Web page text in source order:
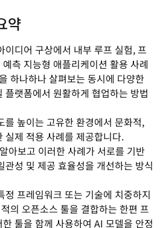
약
이디어 구상에서 내부 루프 실험, 프
측 지능형 애플리케이션 활용 사례
하나하나 살펴보는 동시에 다양한
플랫폼에서 원활하게 협업하는 방법
를 높이는 고유한 환경에서 문화적,
실제 적용 사례를 제공합니다.
아보고 이러한 사례가 서로를 기반
관성 및 제공 효율성을 개선하는 방식
정 프레임워크 또는 기술에 치중하지
의 오픈소스 툴을 결합하는 한편 프
툴을 함께 사용하여 AI 모델을 안정